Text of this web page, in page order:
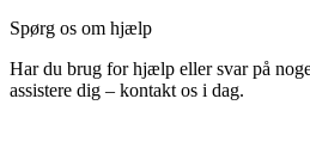
Spørg os om hjælp
Har du brug for hjælp eller svar på
assistere dig – kontakt os i dag.